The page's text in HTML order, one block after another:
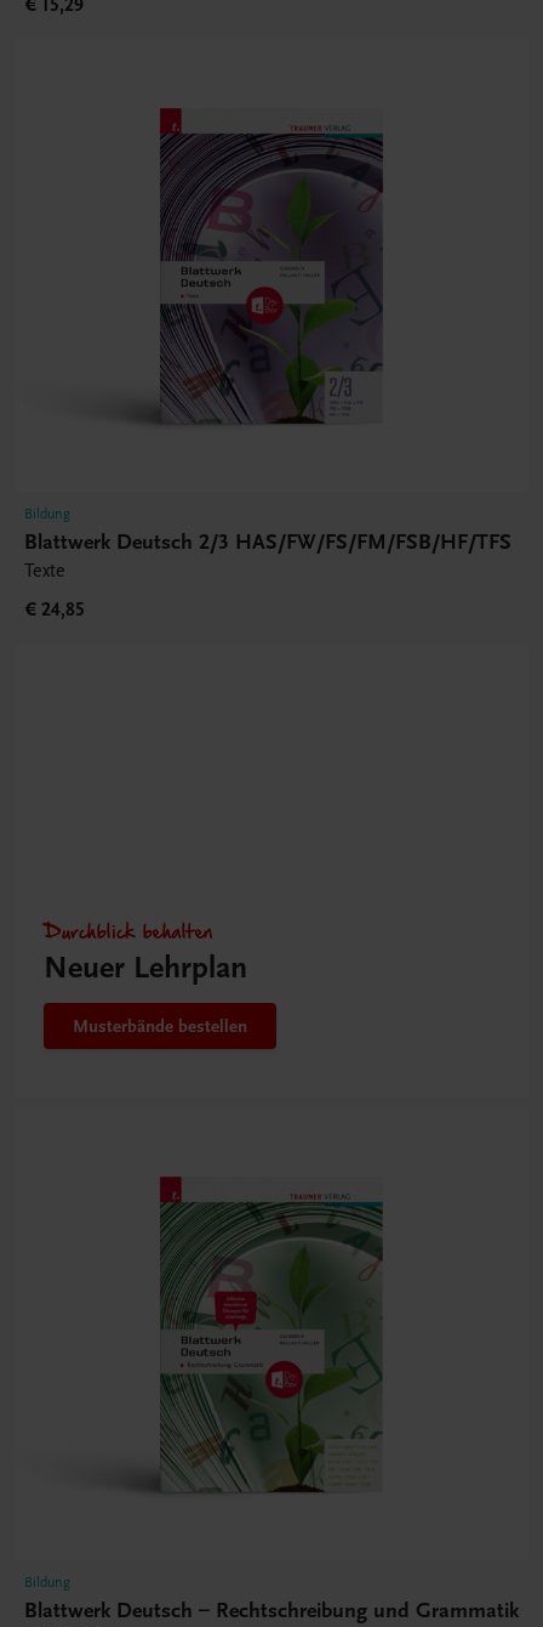
€ 15,29
Bildung
Blattwerk Deutsch 2/3 HAS/FW/FS/FM/FSB/HF/TFS
Texte
€ 24,85
Durchblick behalten
Neuer Lehrplan
Musterbände bestellen
Bildung
Blattwerk Deutsch – Rechtschreibung und Grammatik